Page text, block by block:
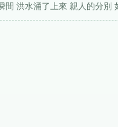
間 洪水涌了上來 親人的分別